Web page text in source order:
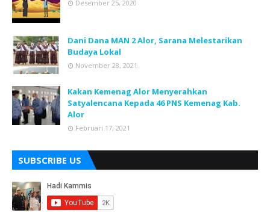
Desember 25, 2020
Dani Dana MAN 2 Alor, Sarana Melestarikan
Budaya Lokal
November 28, 2021
Kakan Kemenag Alor Menyerahkan
Satyalencana Kepada 46 PNS Kemenag Kab.
Alor
Februari 17, 2021
SUBSCRIBE US